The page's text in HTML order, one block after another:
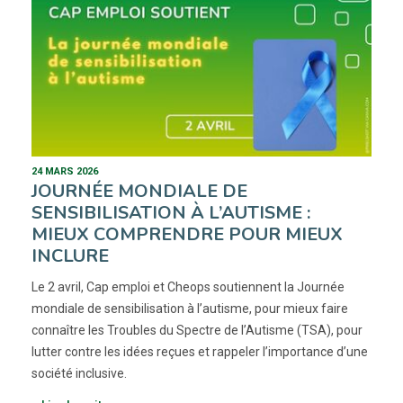
24 MARS 2026
JOURNÉE MONDIALE DE
SENSIBILISATION À L’AUTISME :
MIEUX COMPRENDRE POUR MIEUX
INCLURE
Le 2 avril, Cap emploi et Cheops soutiennent la Journée
mondiale de sensibilisation à l’autisme, pour mieux faire
connaître les Troubles du Spectre de l’Autisme (TSA), pour
lutter contre les idées reçues et rappeler l’importance d’une
société inclusive.